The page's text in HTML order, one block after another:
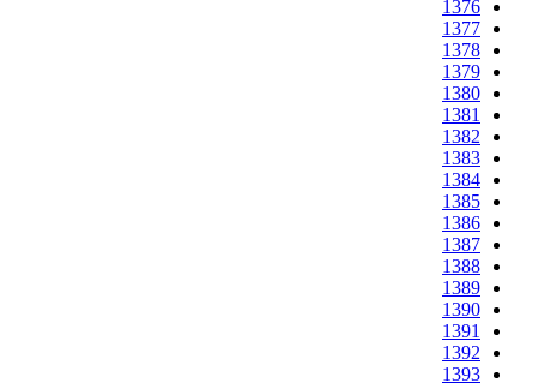
1376
1377
1378
1379
1380
1381
1382
1383
1384
1385
1386
1387
1388
1389
1390
1391
1392
1393